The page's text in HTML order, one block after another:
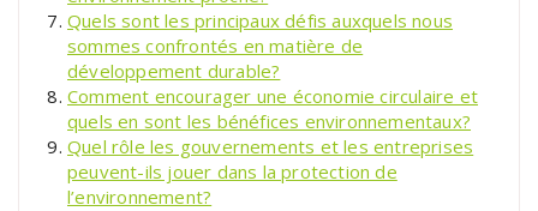
Quels sont les principaux défis auxquels nous
sommes confrontés en matière de
développement durable?
Comment encourager une économie circulaire et
quels en sont les bénéfices environnementaux?
Quel rôle les gouvernements et les entreprises
peuvent-ils jouer dans la protection de
l’environnement?